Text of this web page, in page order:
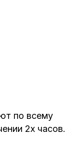
по всему
2х часов.